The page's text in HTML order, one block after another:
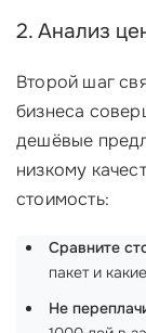
2. Анализ
Второй шаг
бизнеса
дешёвые
низкому
стоимость:
Сравните
пакет и
Не